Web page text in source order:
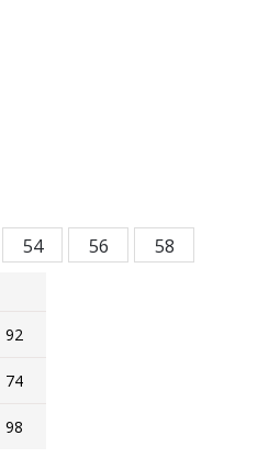
костюмы
92
74
98
54 56 58